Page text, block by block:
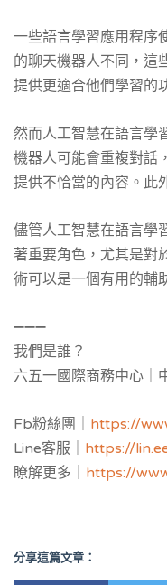
一些語言學習應用程序
的聊天機器人不同，這
提供更適合他們學習的
然而人工智慧在語言學
機器人可能會重複對話
提供不恰當的內容。此
題也需要關注。
儘管人工智慧在語言學
著重要角色，尤其是對
術可以是一個有用的輔
➖➖➖
我們是誰？
六五一國際商務中心｜
登記，服務空間：客製
多功能會議室，教育講
Fb粉絲團｜ https://
Line客服｜ https://
瞭解更多｜ https://
eRoaming WiFi上網
分享這篇文章：